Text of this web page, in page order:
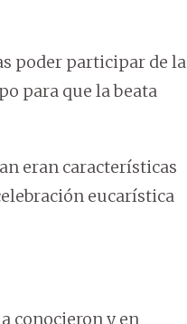
poder participar de la
para que la beata
eran características
eucarística
conocieron y en